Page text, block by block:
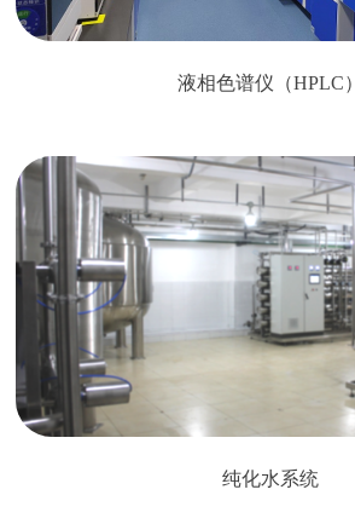
液相色谱仪（HPLC）
纯化水系统